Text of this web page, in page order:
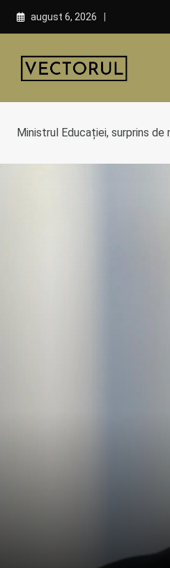
Skip
august 6, 2026
Ministrul Educației, surprins de